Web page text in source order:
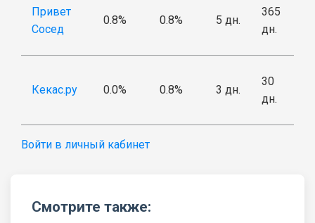
Привет
Сосед
0.8% 0.8% 5 дн.
365
дн.
Кекас.ру 0.0% 0.8% 3 дн.
30
дн.
Войти в личный кабинет
Смотрите также: